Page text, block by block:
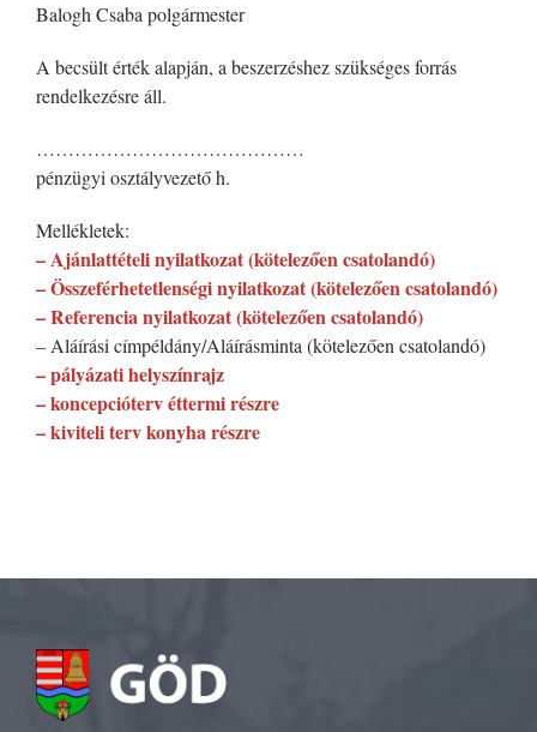
Balogh Csaba polgármester
A becsült érték alapján, a beszerzéshez szükséges forrás
rendelkezésre áll.
……………………………………
pénzügyi osztályvezető h.
Mellékletek:
– Ajánlattételi nyilatkozat (kötelezően csatolandó)
– Összeférhetetlenségi nyilatkozat (kötelezően csatolandó)
– Referencia nyilatkozat (kötelezően csatolandó)
– Aláírási címpéldány/Aláírásminta (kötelezően csatolandó)
– pályázati helyszínrajz
– koncepcióterv éttermi részre
– kiviteli terv konyha részre